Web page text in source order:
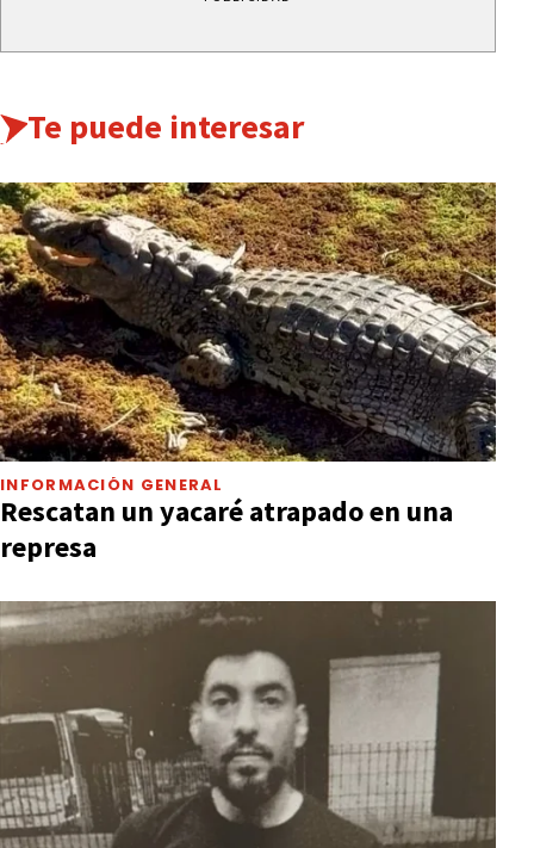
Te puede interesar
INFORMACIÓN GENERAL
Rescatan un yacaré atrapado en una
represa